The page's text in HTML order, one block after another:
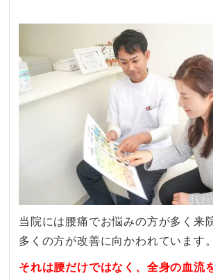
当院には腰痛でお悩みの方が多く来
多くの方が改善に向かわれています。
それは腰だけではなく、全身の血流